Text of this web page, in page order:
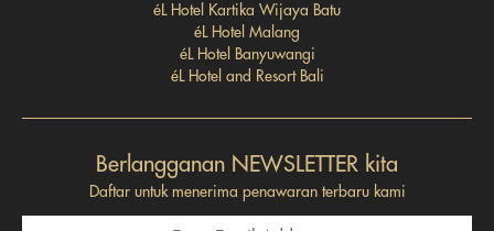
éL Hotel Kartika Wijaya Batu
éL Hotel Malang
éL Hotel Banyuwangi
éL Hotel and Resort Bali
Berlangganan NEWSLETTER kita
Daftar untuk menerima penawaran terbaru kami